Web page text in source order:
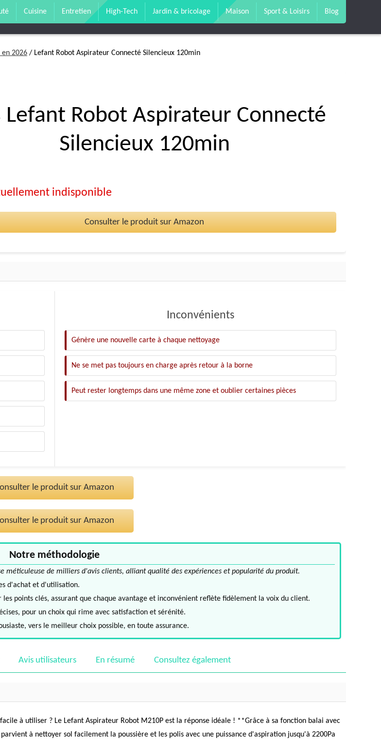
Cuisine Entretien High-Tech Jardin & bricolage Maison Sport & Loisirs Blog
2026 / Lefant Robot Aspirateur Connecté Silencieux 120min
Lefant Robot Aspirateur Connecté
Silencieux 120min
indisponible
Consulter le produit sur Amazon
Inconvénients
Génère une nouvelle carte à chaque nettoyage
Ne se met pas toujours en charge après retour à la borne
Peut rester longtemps dans une même zone et oublier certaines pièces
le produit sur Amazon
le produit sur Amazon
Notre méthodologie
méticuleuse de milliers d'avis clients, alliant qualité des expériences et popularité du produit.
d'achat et d'utilisation.
points clés, assurant que chaque avantage et inconvénient reflète fidèlement la voix du client.
pour un choix qui rime avec satisfaction et sérénité.
vers le meilleur choix possible, en toute assurance.
Avis utilisateurs En résumé Consultez également
à utiliser ? Le Lefant Aspirateur Robot M210P est la réponse idéale ! **Grâce à sa fonction balai avec
à nettoyer sol facilement la poussière et les polis avec une puissance d'aspiration jusqu'à 2200Pa